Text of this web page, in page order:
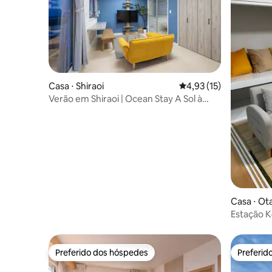
Casa ⋅ Shiraoi 4,93 de uma
4,93 (15)
Verão em Shiraoi | Ocean Stay A Sol à
Casa ⋅
Estação
minutos
minutos
alugar,
Preferido dos hóspedes
Preferido dos hóspedes